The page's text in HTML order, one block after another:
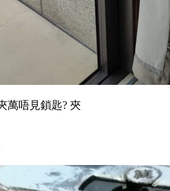
萬唔見鎖匙? 夾